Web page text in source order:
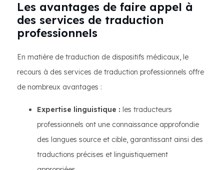
Les avantages de faire appel à
des services de traduction
professionnels
En matière de traduction de dispositifs médicaux, le
recours à des services de traduction professionnels offre
de nombreux avantages :
Expertise linguistique : les traducteurs
professionnels ont une connaissance approfondie
des langues source et cible, garantissant ainsi des
traductions précises et linguistiquement